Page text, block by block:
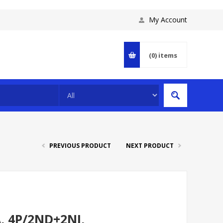
My Account
(0) items
PREVIOUS PRODUCT NEXT PRODUCT
4P/2ND+2NI,